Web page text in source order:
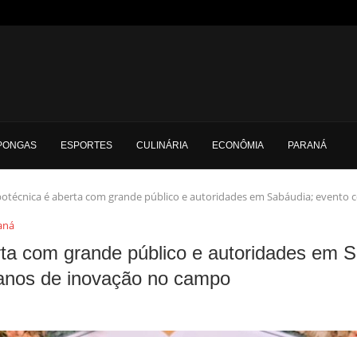
ESPORTES CULINÁRIA ECONÔMIA PARANÁ
é aberta com grande público e autoridades em Sabáudia; evento
com grande público e autoridades em
de inovação no campo